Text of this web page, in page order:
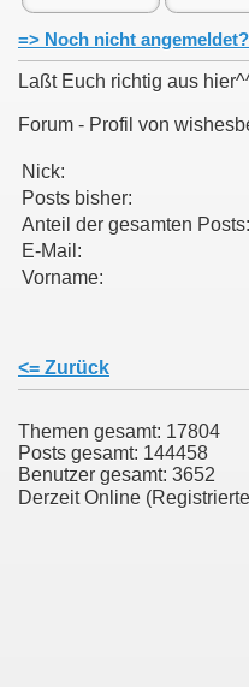
=> Noch nicht angemeldet?
Laßt Euch richtig aus
Forum - Profil von
Nick:
Posts bisher:
Anteil der gesamten Posts:
E-Mail:
Vorname:
<= Zurück
Themen gesamt: 17804
Posts gesamt: 144458
Benutzer gesamt: 3652
Derzeit Online